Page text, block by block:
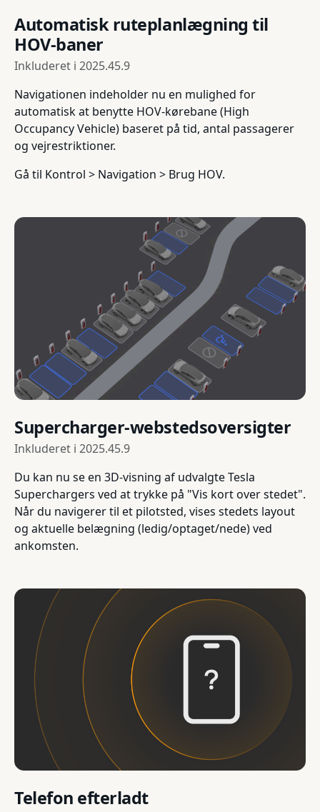
Automatisk ruteplanlægning til
HOV-baner
Inkluderet i 2025.45.9
Navigationen indeholder nu en mulighed for
automatisk at benytte HOV-kørebane (High
Occupancy Vehicle) baseret på tid, antal passagerer
og vejrestriktioner.
Gå til Kontrol > Navigation > Brug HOV.
Supercharger-webstedsoversigter
Inkluderet i 2025.45.9
Du kan nu se en 3D-visning af udvalgte Tesla
Superchargers ved at trykke på "Vis kort over stedet".
Når du navigerer til et pilotsted, vises stedets layout
og aktuelle belægning (ledig/optaget/nede) ved
ankomsten.
Telefon efterladt